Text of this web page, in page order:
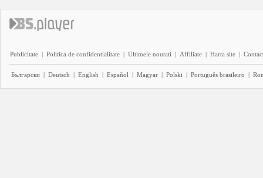
Publicitate | Politica de confidentialitate | Ultimele noutati | Affiliate | Harta site |
Български | Deutsch | English | Español | Magyar | Polski | Português brasileiro |